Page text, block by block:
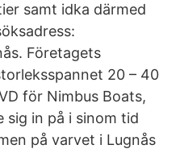
samt idka därmed
Företagets
20 – 40
för Nimbus Boats,
sig in på i sinom tid
på varvet i Lugnås